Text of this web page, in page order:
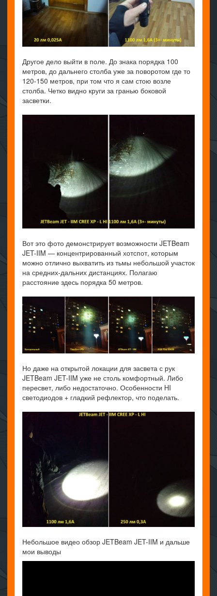
Другое дело выйти в поле. До знака порядка 100
метров, до дальнего столба уже за поворотом где то
120-150 метров, при том что я сам стою возле
столба. Четко видно круги за гранью боковой
засветки.
Вот это фото демонстрирует возможности JETBeam
JET-IIM — концентрированный хотспот, которым
можно отлично выхватить из тьмы небольшой участок
на средних-дальних дистанциях. Полагаю
расстояние здесь порядка 50 метров.
Но даже на открытой локации для засвета с рук
JETBeam JET-IIM уже не столь комфортный. Либо
пересвет, либо недостаточно. Особенности HI
светодиодов + гладкий рефлектор, что поделать.
Небольшое видео обзор JETBeam JET-IIM и дальше
мои выводы